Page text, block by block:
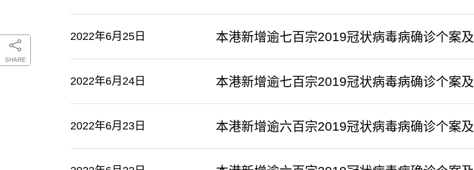
SHARE
2022年6月25日 本港新增逾七百宗2019冠状病毒病确诊个案
2022年6月24日 本港新增逾七百宗2019冠状病毒病确诊个案
2022年6月23日 本港新增逾六百宗2019冠状病毒病确诊个案